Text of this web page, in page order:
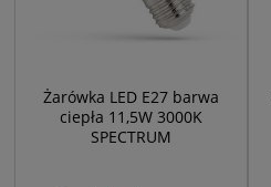
Żarówka LED E27 barwa
ciepła 11,5W 3000K
SPECTRUM